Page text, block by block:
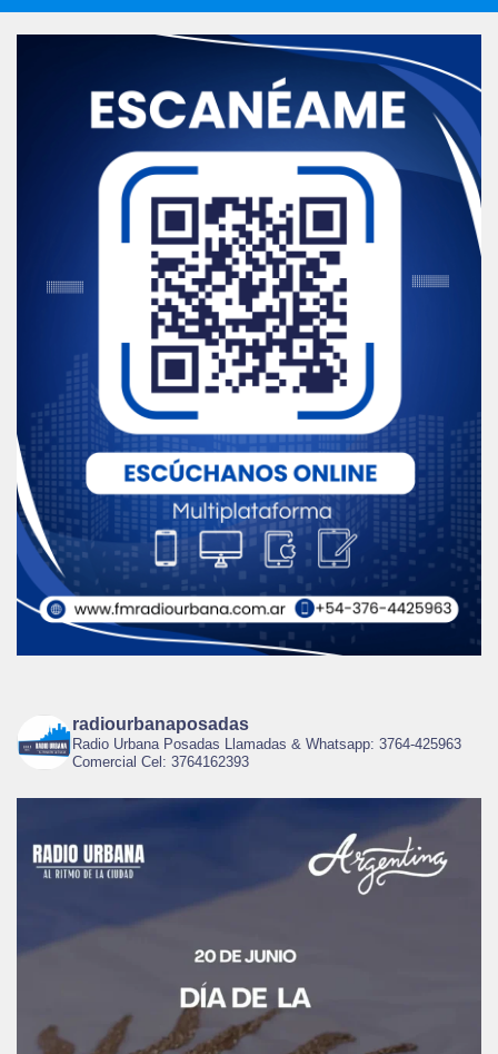
radiourbanaposadas
Radio Urbana Posadas Llamadas & Whatsapp: 3764-425963
Comercial Cel: 3764162393